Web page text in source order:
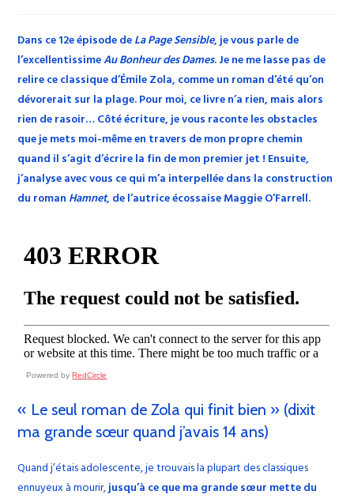
publication :
Dans ce 12e épisode de La Page Sensible, je vous parle de
l’excellentissimeAu Bonheur des Dames. Je ne me lasse pas de
relire ce classique d’Émile Zola, comme un roman d’été qu’on
dévorerait sur la plage. Pour moi, ce livre n’a rien, mais alors
rien de rasoir… Côté écriture, je vous raconte les obstacles
que je mets moi-même en travers de mon propre chemin
quand il s’agit d’écrire la fin de mon premier jet ! Ensuite,
j’analyse avec vous ce qui m’a interpellée dans la construction
du roman Hamnet, de l’autrice écossaise Maggie O’Farrell.
Powered byRedCircle
« Le seul roman de Zola qui finit bien » (dixit
ma grande sœur quand j’avais 14 ans)
Quand j’étais adolescente, je trouvais la plupart des classiques
ennuyeux à mourir,jusqu’à ce que ma grande sœur mette du